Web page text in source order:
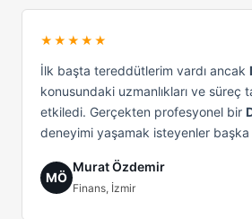
★★★★★
İlk başta tereddütlerim vardı ancak
konusundaki uzmanlıkları ve süreç
etkiledi. Gerçekten profesyonel bir
deneyimi yaşamak isteyenler başka
MÖ
Murat Özdemir
Finans, İzmir